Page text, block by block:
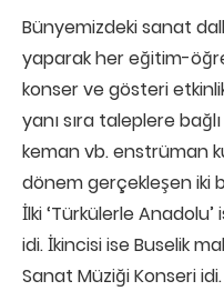
Bünyemizdeki sanat
yaparak her eğitim-
konser ve gösteri
yanı sıra taleplere
keman vb. enstrüman
dönem gerçekleşen iki
İlki ‘Türkülerle
idi. İkincisi ise Buselik
Sanat Müziği Konseri idi.